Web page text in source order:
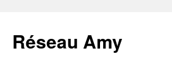
contenu
Réseau Amy